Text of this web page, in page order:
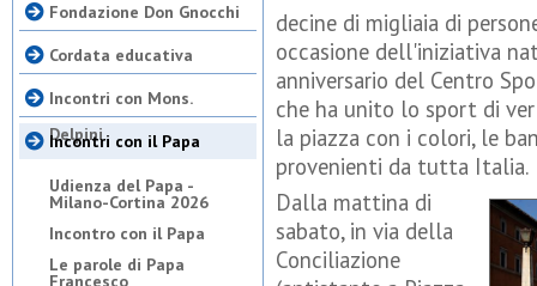
Fondazione Don Gnocchi
Cordata educativa
Incontri con Mons.
Delpini
Incontri con il Papa
Udienza del Papa -
Milano-Cortina 2026
Incontro con il Papa
Le parole di Papa
Francesco
decine di migliaia di
occasione dell'iniziativa
anniversario del Centro
che ha unito lo sport di
la piazza con i colori, le
provenienti da tutta Italia.
Dalla mattina di
sabato, in via della
Conciliazione